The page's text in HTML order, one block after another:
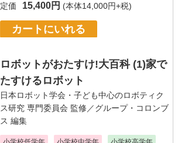
定価 15,400円 (本体14,000円+税)
カートにいれる
ロボットがおたすけ!大百科 (1)家で
たすけるロボット
日本ロボット学会・子ども中心のロボティク
ス研究 専門委員会 監修／グループ・コロンブ
ス 編集